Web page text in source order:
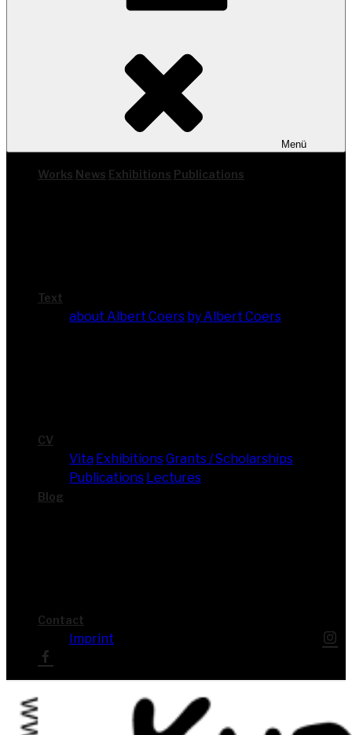
Menü
Works News Exhi­bi­ti­ons Publi­ca­ti­ons
Text
about Albert Coers by Albert Coers
CV
Vita Exhi­bi­ti­onsGrants / Scholarships
Publi­ca­ti­ons Lec­tures
Blog
Cont­act
Imprint